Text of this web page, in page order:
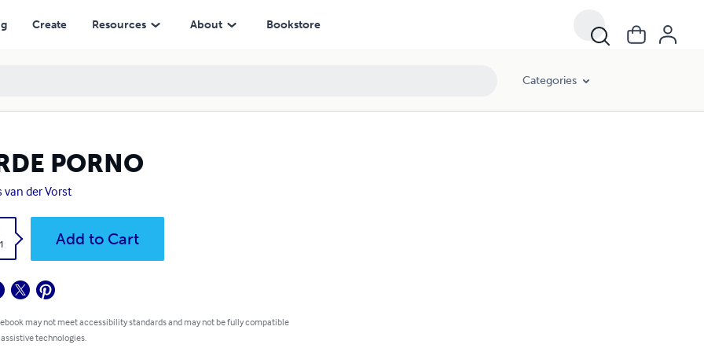
Create Resources About Bookstore
Categories
PORNO
van der Vorst
Add to Cart
may not meet accessibility standards and may not be fully compatible
technologies.